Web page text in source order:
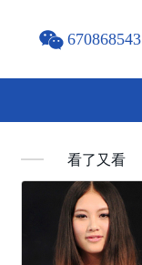
670868543
看了又看